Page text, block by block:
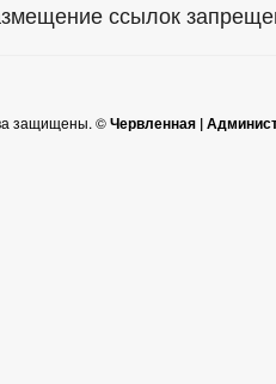
ссылок
защищены. ©Червленная |